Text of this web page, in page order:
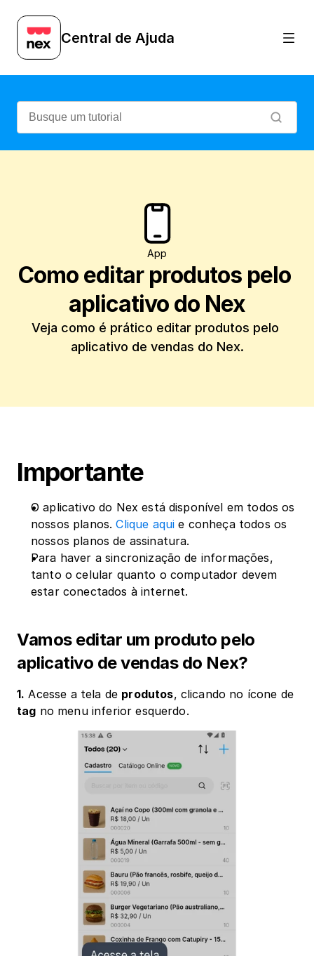
Central de Ajuda
App
Como editar produtos pelo
aplicativo do Nex
Veja como é prático editar produtos pelo
aplicativo de vendas do Nex.
Importante
O aplicativo do Nex está disponível em todos os
nossos planos. Clique aqui e conheça todos os
nossos planos de assinatura.
Para haver a sincronização de informações,
tanto o celular quanto o computador devem
estar conectados à internet.
Vamos editar um produto pelo
aplicativo de vendas do Nex?
1. Acesse a tela de produtos
tag no menu inferior esquerdo.